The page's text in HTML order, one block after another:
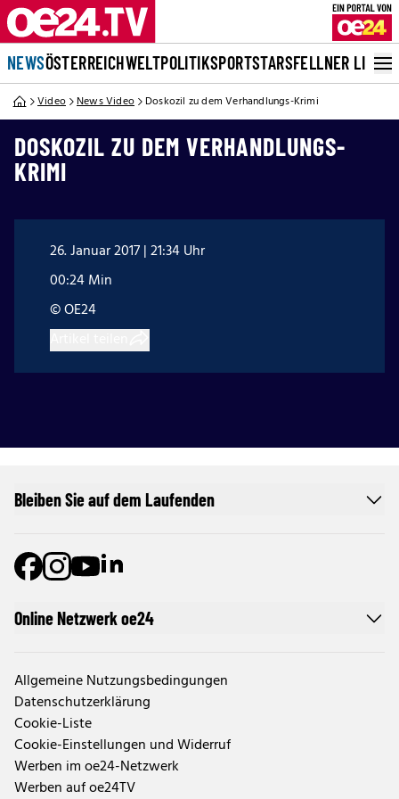
NEWSÖSTERREICHWELTPOLITIKSPORTSTARSFELLNER LIVE
Video News Video Doskozil zu dem Verhandlungs-Krimi
DOSKOZIL ZU DEM VERHANDLUNGS-
KRIMI
26. Januar 2017 | 21:34 Uhr
00:24 Min
© OE24
Online Netzwerk oe24
Allgemeine Nutzungsbedingungen
Datenschutzerklärung
Cookie-Liste
Cookie-Einstellungen und Widerruf
Werben im oe24-Netzwerk
Werben auf oe24TV
Bleiben Sie auf dem Laufenden